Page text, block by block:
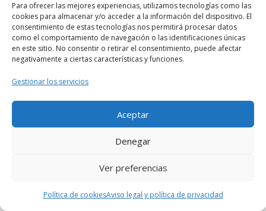
Para ofrecer las mejores experiencias, utilizamos tecnologías como las
cookies para almacenar y/o acceder a la información del dispositivo. El
consentimiento de estas tecnologías nos permitirá procesar datos
como el comportamiento de navegación o las identificaciones únicas
en este sitio. No consentir o retirar el consentimiento, puede afectar
negativamente a ciertas características y funciones.
Gestionar los servicios
Aceptar
Denegar
Ver preferencias
Política de cookiesAviso legal y política de privacidad
vemos en muchos cuadros.